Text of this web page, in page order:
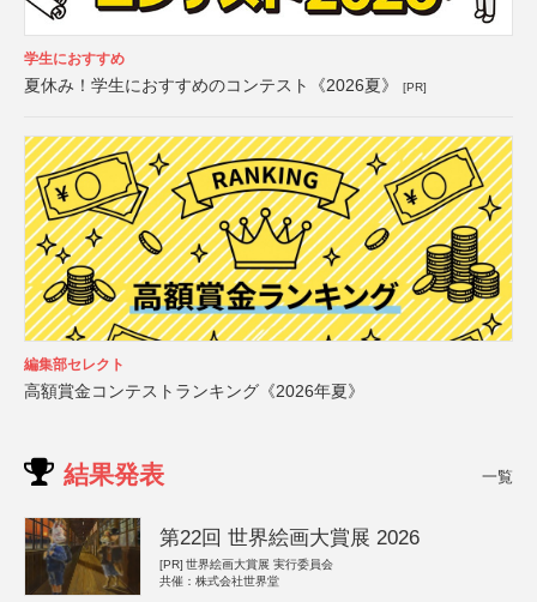
学生におすすめ
夏休み！学生におすすめのコンテスト《2026夏》 [PR]
編集部セレクト
高額賞金コンテストランキング《2026年夏》
結果発表 一覧
第22回 世界絵画大賞展 2026
[PR] 世界絵画大賞展 実行委員会
共催：株式会社世界堂